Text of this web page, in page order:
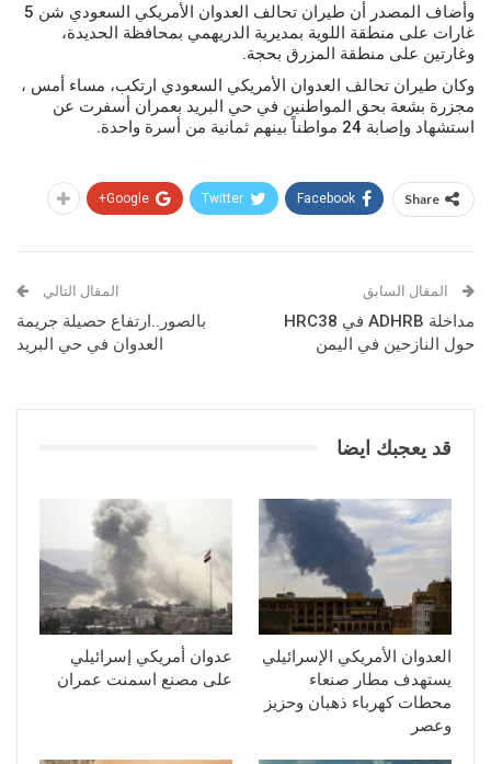
وأضاف المصدر أن طيران تحالف العدوان الأمريكي السعودي شن 5
غارات على منطقة اللوية بمديرية الدريهمي بمحافظة الحديدة،
وغارتين على منطقة المزرق بحجة.
وكان طيران تحالف العدوان الأمريكي السعودي ارتكب، مساء أمس ،
مجزرة بشعة بحق المواطنين في حي البريد بعمران أسفرت عن
استشهاد وإصابة 24 مواطناً بينهم ثمانية من أسرة واحدة.
Share
Facebook
Twitter
Google+
المقال السابق
مداخلة ADHRB في HRC38
حول النازحين في اليمن
المقال التالي
بالصور..ارتفاع حصيلة جريمة
العدوان في حي البريد
قد يعجبك ايضا
العدوان الأمريكي الإسرائيلي
يستهدف مطار صنعاء
محطات كهرباء ذهبان وحزيز
وعصر
عدوان أمريكي إسرائيلي
على مصنع اسمنت عمران